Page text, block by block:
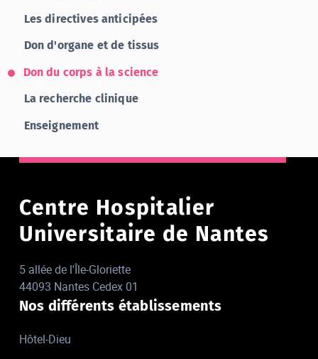
Les directives anticipées
Don d'organe et de tissus
Don du corps à la science
La recherche clinique
Enseignement
Centre Hospitalier
Universitaire de Nantes
5 allée de l'Île-Gloriette
44093 Nantes Cedex 01
Nos différents établissements
Hôtel-Dieu